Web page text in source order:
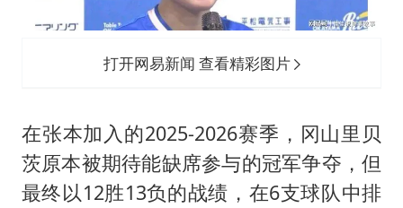
打开网易新闻 查看精彩图片
在张本加入的2025-2026赛季，冈山里贝
茨原本被期待能缺席参与的冠军争夺，但
最终以12胜13负的战绩，在6支球队中排